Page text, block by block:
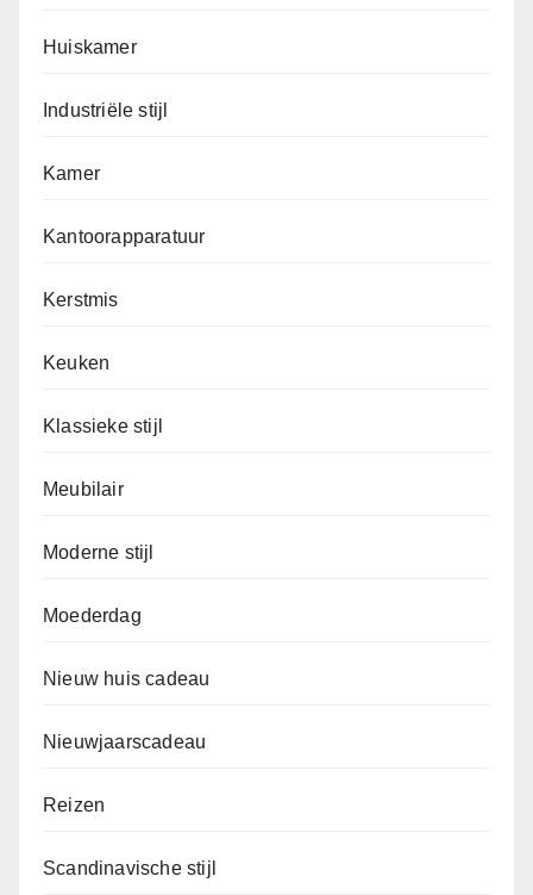
Huiskamer
Industriële stijl
Kamer
Kantoorapparatuur
Kerstmis
Keuken
Klassieke stijl
Meubilair
Moderne stijl
Moederdag
Nieuw huis cadeau
Nieuwjaarscadeau
Reizen
Scandinavische stijl